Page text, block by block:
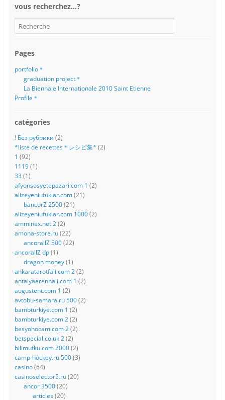
vous recherchez…?
Pages
portfolio＊
graduation project＊
La Biennale Internationale 2010 Saint Etienne
Profile＊
catégories
! Без рубрики (2)
*liste de recettes＊レシピ集* (2)
1 (92)
1119(1)
33 (1)
afyonsosyetepazari.com 1 (2)
alizeyeniufuklar.com(21)
bancorZ 2500(21)
alizeyeniufuklar.com 1000(2)
amminex.net 2(2)
amona-store.ru(22)
ancorallZ 500(22)
ancorallZ dp(1)
dragon money(1)
ankaratarotfali.com 2(2)
antalyaerenhali.com 1 (2)
augustent.com 1 (2)
avtobu-samara.ru 500(2)
bambturkiye.com 1 (2)
bambturkiye.com 2(2)
besyohocam.com 2(2)
betspecial.co.uk 2(2)
bilimufku.com 2000(2)
camp-hockey.ru 500(3)
casino(64)
casinoselector5.ru(20)
ancor 3500(20)
articles (20)